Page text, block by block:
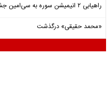
راهیابی ۲ انیمیشن سوره به سی‌امین جشنواره فیلم رود آیلند
«محمد حقیقی» درگذشت